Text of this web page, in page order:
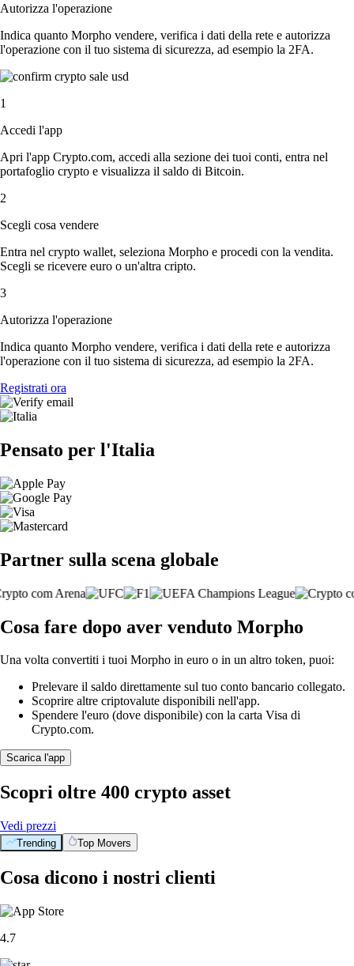
Autorizza l'operazione
Indica quanto Morpho vendere, verifica i dati della rete e autorizza
l'operazione con il tuo sistema di sicurezza, ad esempio la 2FA.
1
Accedi l'app
Apri l'app Crypto.com, accedi alla sezione dei tuoi conti, entra nel
portafoglio crypto e visualizza il saldo di Bitcoin.
2
Scegli cosa vendere
Entra nel crypto wallet, seleziona Morpho e procedi con la vendita.
Scegli se ricevere euro o un'altra cripto.
3
Autorizza l'operazione
Indica quanto Morpho vendere, verifica i dati della rete e autorizza
l'operazione con il tuo sistema di sicurezza, ad esempio la 2FA.
Registrati ora
Pensato per l'Italia
Partner sulla scena globale
Cosa fare dopo aver venduto Morpho
Una volta convertiti i tuoi Morpho in euro o in un altro token, puoi:
Prelevare il saldo direttamente sul tuo conto bancario collegato.
Scoprire altre criptovalute disponibili nell'app.
Spendere l'euro (dove disponibile) con la carta Visa di
Crypto.com.
Scarica l'app
Scopri oltre 400 crypto asset
Vedi prezzi
Trending Top Movers
Cosa dicono i nostri clienti
4.7